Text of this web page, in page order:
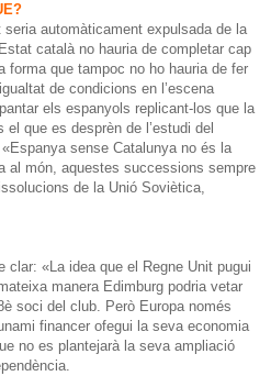
seria automàticament expulsada de la
català no hauria de completar cap
forma que tampoc no ho hauria de fer
de condicions en l’escena
els espanyols replicant-los que la
que es desprèn de l’estudi del
sense Catalunya no és la
al món, aquestes successions sempre
de la Unió Soviètica,
clar: «La idea que el Regne Unit pugui
manera Edimburg podria vetar
soci del club. Però Europa només
financer ofegui la seva economia
no es plantejarà la seva ampliació